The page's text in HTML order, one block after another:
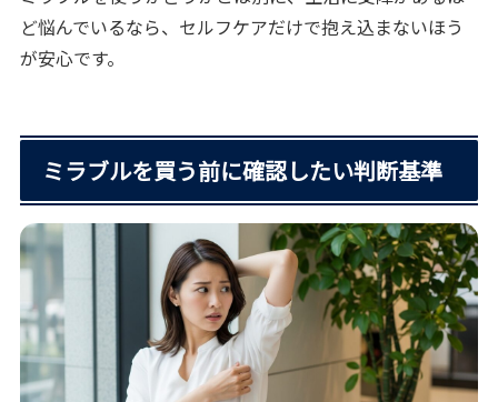
ど悩んでいるなら、セルフケアだけで抱え込まないほう
が安心です。
ミラブルを買う前に確認したい判断基準